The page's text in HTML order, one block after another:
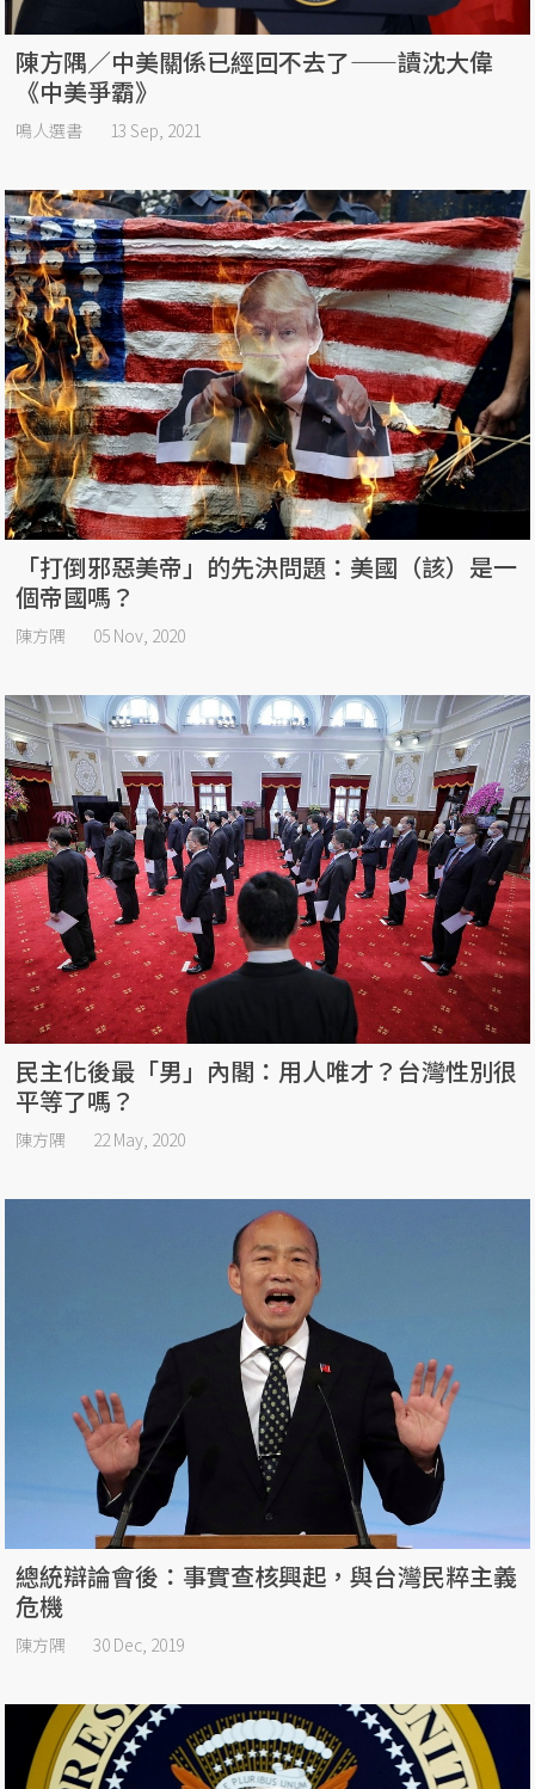
陳方隅／中美關係已經回不去了——讀沈大偉
《中美爭霸》
鳴人選書 13 Sep, 2021
「打倒邪惡美帝」的先決問題：美國（該）是一
個帝國嗎？
陳方隅 05 Nov, 2020
民主化後最「男」內閣：用人唯才？台灣性別很
平等了嗎？
陳方隅 22 May, 2020
總統辯論會後：事實查核興起，與台灣民粹主義
危機
陳方隅 30 Dec, 2019